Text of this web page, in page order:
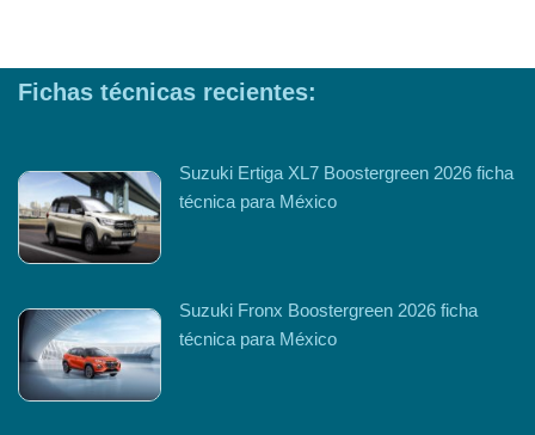
Fichas técnicas recientes:
Suzuki Ertiga XL7 Boostergreen 2026 ficha
técnica para México
Suzuki Fronx Boostergreen 2026 ficha
técnica para México